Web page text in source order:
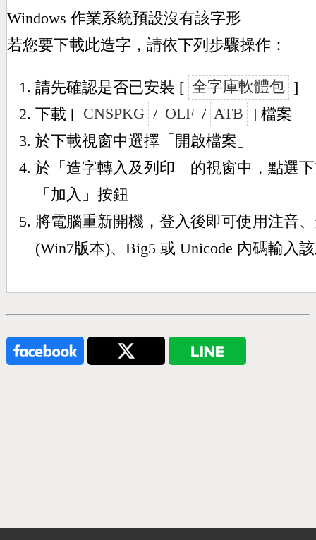
Windows 作業系統預設沒有該字形
若您要下載此造字，請依下列步驟操作：
請先確認是否已安裝 [ 全字庫軟體包 ]
下載 [ CNSPKG / OLF / ATB ] 檔案
於下載視窗中選擇「開啟檔案」
於「造字轉入及列印」的視窗中，點選
「加入」按鈕
將電腦重新開機，登入後即可使用注音
(Win7版本)、Big5 或 Unicode 內碼輸入